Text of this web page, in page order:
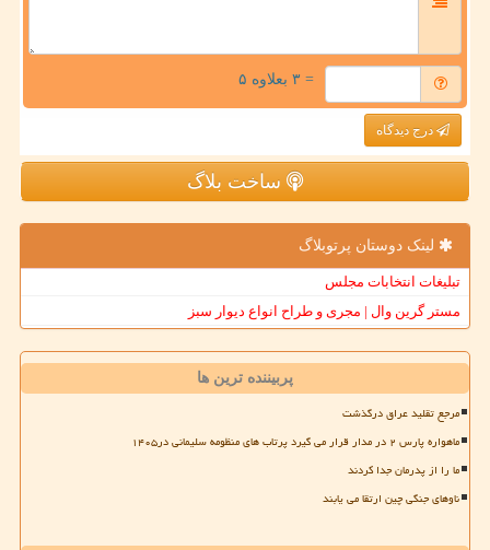
= ۳ بعلاوه ۵
درج دیدگاه
ساخت بلاگ
لینک دوستان پرتوبلاگ
تبلیغات انتخابات مجلس
مستر گرین وال | مجری و طراح انواع دیوار سبز
پربیننده ترین ها
مرجع تقلید عراق درگذشت
ماهواره پارس ۲ در مدار قرار می گیرد پرتاب های منظومه سلیمانی در۱۴۰۵
ما را از پدرمان جدا کردند
ناوهای جنگی چین ارتقا می یابند